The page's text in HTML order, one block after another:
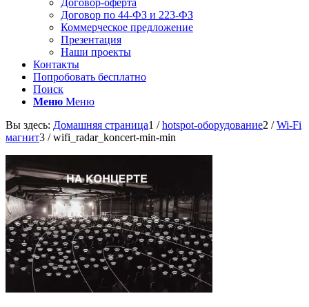
Договор-оферта
Договор по 44-ФЗ и 223-ФЗ
Коммерческое предложение
Презентация
Наши проекты
Контакты
Попробовать бесплатно
Поиск
Меню Меню
Вы здесь: Домашняя страница1 / hotspot-оборудование2 / Wi-Fi
магнит3 / wifi_radar_koncert-min-min